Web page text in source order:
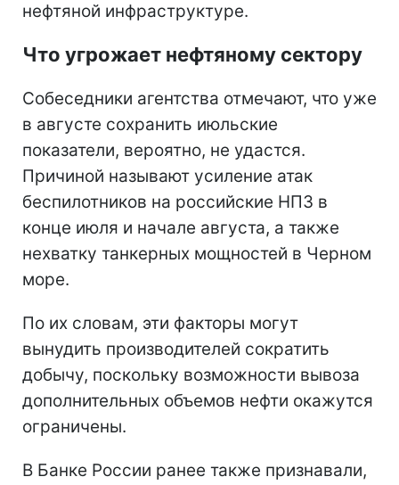
нефтяной инфраструктуре.
Что угрожает нефтяному сектору
Собеседники агентства отмечают, что уже
в августе сохранить июльские
показатели, вероятно, не удастся.
Причиной называют усиление атак
беспилотников на российские НПЗ в
конце июля и начале августа, а также
нехватку танкерных мощностей в Черном
море.
По их словам, эти факторы могут
вынудить производителей сократить
добычу, поскольку возможности вывоза
дополнительных объемов нефти окажутся
ограничены.
В Банке России ранее также признавали,